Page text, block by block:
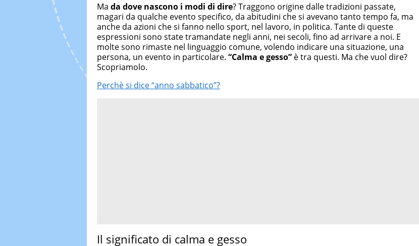
Ma da dove nascono i modi di dire? Traggono origine dalle tradizioni passate,
magari da qualche evento specifico, da abitudini che si avevano tanto tempo fa, ma
anche da azioni che si fanno nello sport, nel lavoro, in politica. Tante di queste
espressioni sono state tramandate negli anni, nei secoli, fino ad arrivare a noi. E
molte sono rimaste nel linguaggio comune, volendo indicare una situazione, una
persona, un evento in particolare. “Calma e gesso” è tra questi. Ma che vuol dire?
Scopriamolo.
Perchè si dice “anno sabbatico”?
Il significato di calma e gesso